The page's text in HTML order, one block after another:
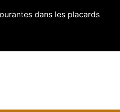
dans les placards